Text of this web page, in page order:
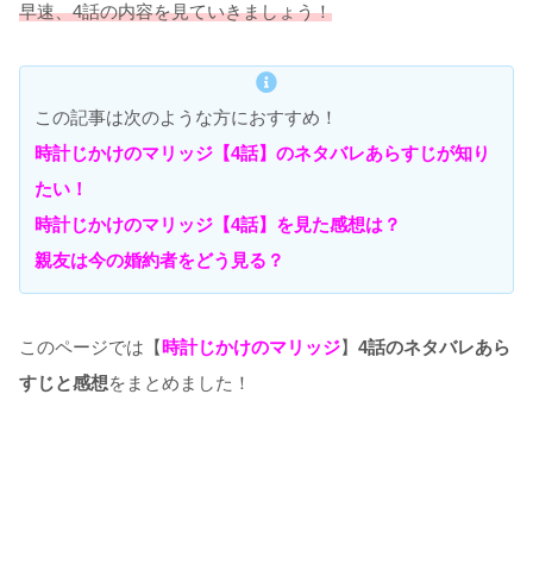
早速、4話の内容を見ていきましょう！
この記事は次のような方におすすめ！
時計じかけのマリッジ【4話】のネタバレあらすじが知り
たい！
時計じかけのマリッジ【4話】を見た感想は？
親友は今の婚約者をどう見る？
このページでは【時計じかけのマリッジ】 4話のネタバレあら
すじと感想をまとめました！